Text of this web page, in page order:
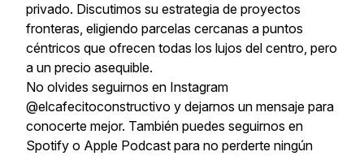
privado. Discutimos su estrategia de proyectos
fronteras, eligiendo parcelas cercanas a puntos
céntricos que ofrecen todas los lujos del centro, pero
a un precio asequible.
No olvides seguirnos en Instagram
@elcafecitoconstructivo y dejarnos un mensaje para
conocerte mejor. También puedes seguirnos en
Spotify o Apple Podcast para no perderte ningún